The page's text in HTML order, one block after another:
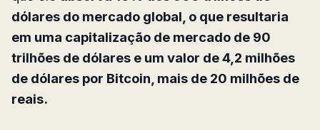
dólares do mercado global, o que resultaria
em uma capitalização de mercado de 90
trilhões de dólares e um valor de 4,2 milhões
de dólares por Bitcoin, mais de 20 milhões de
reais.